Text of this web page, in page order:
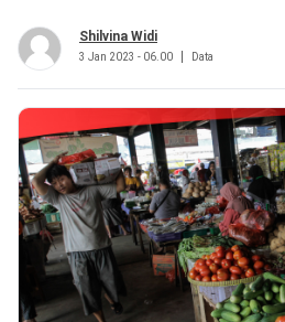
Shilvina Widi
3 Jan 2023 - 06.00 Data